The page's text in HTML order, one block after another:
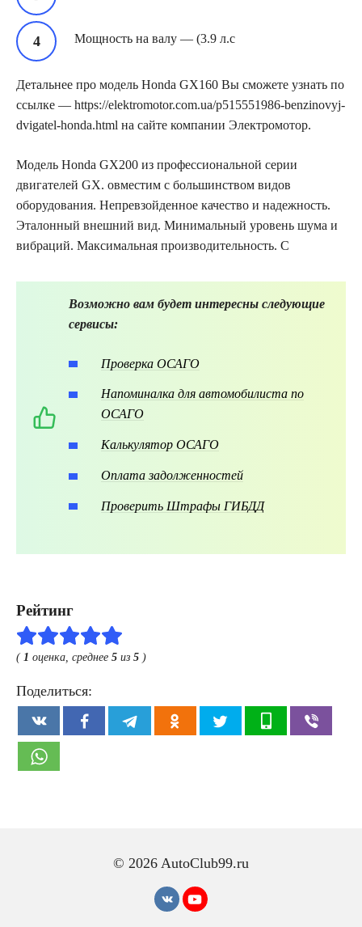
Мощность на валу — (3.9 л.с
Детальнее про модель Honda GX160 Вы сможете узнать по
ссылке — https://elektromotor.com.ua/p515551986-benzinovyj-
dvigatel-honda.html на сайте компании Электромотор.
Модель Honda GX200 из профессиональной серии
двигателей GX. овместим с большинством видов
оборудования. Непревзойденное качество и надежность.
Эталонный внешний вид. Минимальный уровень шума и
вибраций. Максимальная производительность. С
Возможно вам будет интересны следующие
сервисы:
Проверка ОСАГО
Напоминалка для автомобилиста по
ОСАГО
Калькулятор ОСАГО
Оплата задолженностей
Проверить Штрафы ГИБДД
Рейтинг
( 1 оценка, среднее 5 из 5 )
Поделиться:
© 2026 AutoClub99.ru